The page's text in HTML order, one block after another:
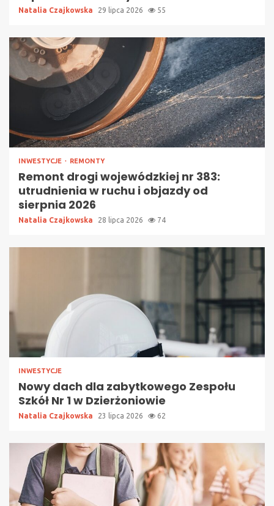
Natalia Czajkowska 29 lipca 2026 55
INWESTYCJE REMONTY
Remont drogi wojewódzkiej nr 383:
utrudnienia w ruchu i objazdy od
sierpnia 2026
Natalia Czajkowska 28 lipca 2026 74
INWESTYCJE
Nowy dach dla zabytkowego Zespołu
Szkół Nr 1 w Dzierżoniowie
Natalia Czajkowska 23 lipca 2026 62